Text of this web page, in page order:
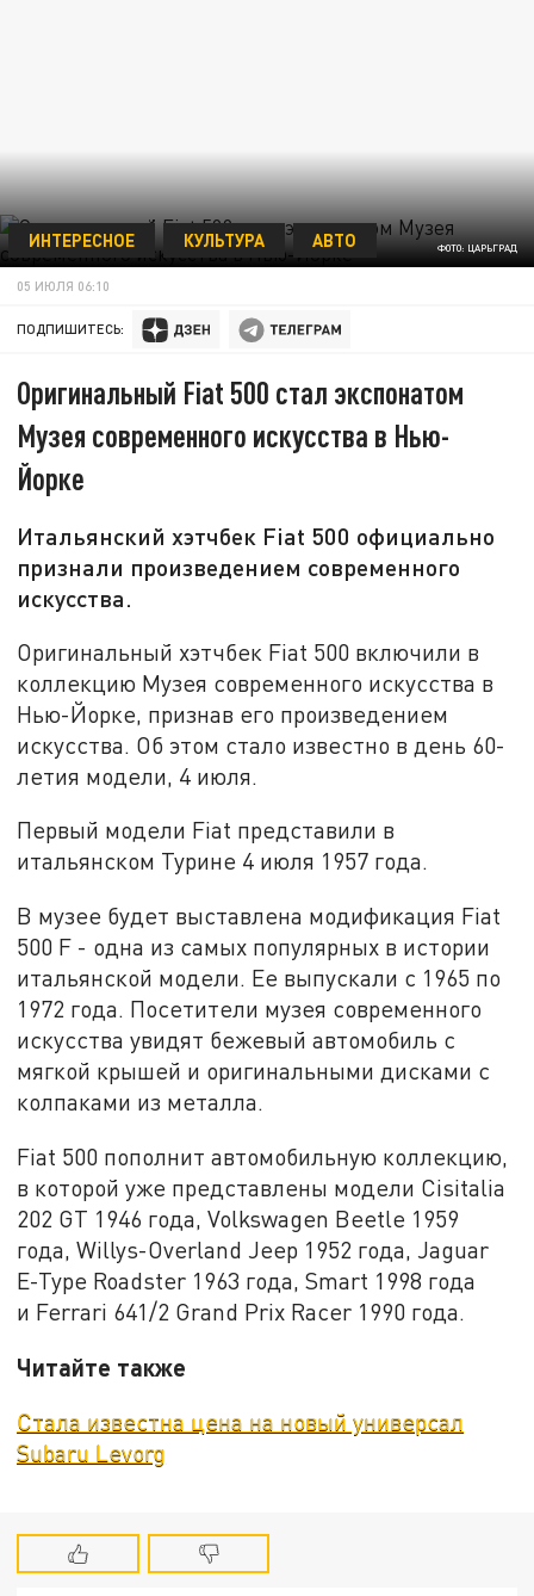
ФОТО: ЦАРЬГРАД
ИНТЕРЕСНОЕ КУЛЬТУРА АВТО
05 ИЮЛЯ 06:10
ПОДПИШИТЕСЬ:
Оригинальный Fiat 500 стал экспонатом
Музея современного искусства в Нью-
Йорке
Итальянский хэтчбек Fiat 500 официально
признали произведением современного
искусства.
Оригинальный хэтчбек Fiat 500 включили в
коллекцию Музея современного искусства в
Нью-Йорке, признав его произведением
искусства. Об этом стало известно в день 60-
летия модели, 4 июля.
Первый модели Fiat представили в
итальянском Турине 4 июля 1957 года.
В музее будет выставлена модификация Fiat
500 F - одна из самых популярных в истории
итальянской модели. Ее выпускали с 1965 по
1972 года. Посетители музея современного
искусства увидят бежевый автомобиль с
мягкой крышей и оригинальными дисками с
колпаками из металла.
Fiat 500 пополнит автомобильную коллекцию,
в которой уже представлены модели Cisitalia
202 GT 1946 года, Volkswagen Beetle 1959
года, Willys-Overland Jeep 1952 года, Jaguar
E-Type Roadster 1963 года, Smart 1998 года
и Ferrari 641/2 Grand Prix Racer 1990 года.
Читайте также
Стала известна цена на новый универсал
Subaru Levorg